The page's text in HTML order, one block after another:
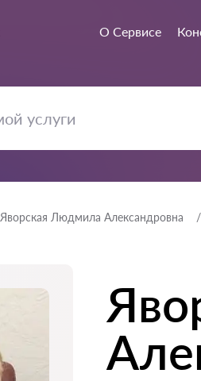
О Сервисе
Яворская Людмила Александровна